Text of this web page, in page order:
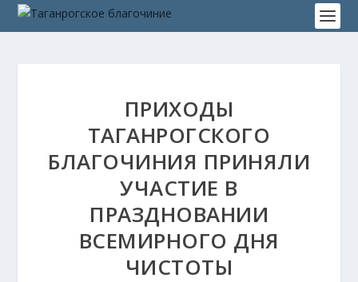
ПРИХОДЫ
ТАГАНРОГСКОГО
БЛАГОЧИНИЯ ПРИНЯЛИ
УЧАСТИЕ В
ПРАЗДНОВАНИИ
ВСЕМИРНОГО ДНЯ
ЧИСТОТЫ